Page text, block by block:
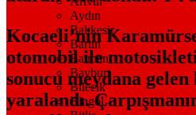
Aydın
Balıkesir
Bartın
Batman
Bayburt
Bilecik
Bingöl
Kocaeli’nin
otomobil ile
sonucu meydana
yaralandı.